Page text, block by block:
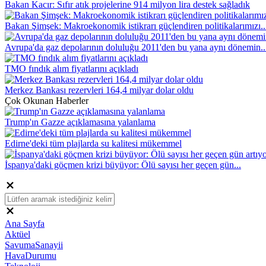
Bakan Kacır: Sıfır atık projelerine 914 milyon lira destek sağladık
Bakan Şimşek: Makroekonomik istikrarı güçlendiren
Avrupa'da gaz depolarının doluluğu 2011'den bu yana aynı
TMO fındık alım fiyatlarını açıkladı
Merkez Bankası rezervleri 164,4 milyar dolar oldu
Çok Okunan Haberler
Trump'ın Gazze açıklamasına yalanlama
Edirne'deki tüm plajlarda su kalitesi mükemmel
İspanya'daki göçmen krizi büyüyor: Ölü sayısı her geçen gün...
Ana Sayfa
Aktüel
SavumaSanayii
HavaDurumu